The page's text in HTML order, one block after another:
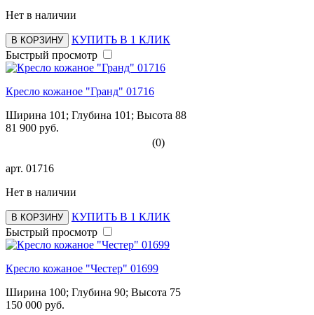
Нет в наличии
В КОРЗИНУ
КУПИТЬ В 1 КЛИК
Быстрый просмотр
Кресло кожаное "Гранд" 01716
Ширина 101; Глубина 101; Высота 88
81 900 руб.
(0)
арт. 01716
Нет в наличии
В КОРЗИНУ
КУПИТЬ В 1 КЛИК
Быстрый просмотр
Кресло кожаное "Честер" 01699
Ширина 100; Глубина 90; Высота 75
150 000 руб.